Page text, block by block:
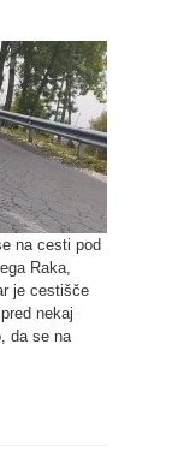
na cesti pod
Raka,
je cestišče
nekaj
da se na